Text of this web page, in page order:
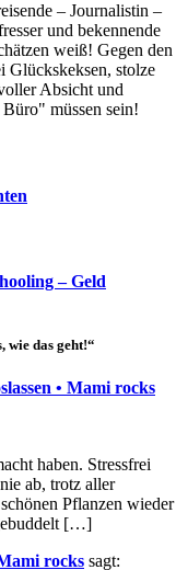
– Journalistin –
und bekennende
weiß! Gegen den
Glückskeksen, stolze
Absicht und
müssen sein!
– Geld
wie das geht!“
• Mami rocks
haben. Stressfrei
ab, trotz aller
Pflanzen wieder
[…]
rocks sagt: